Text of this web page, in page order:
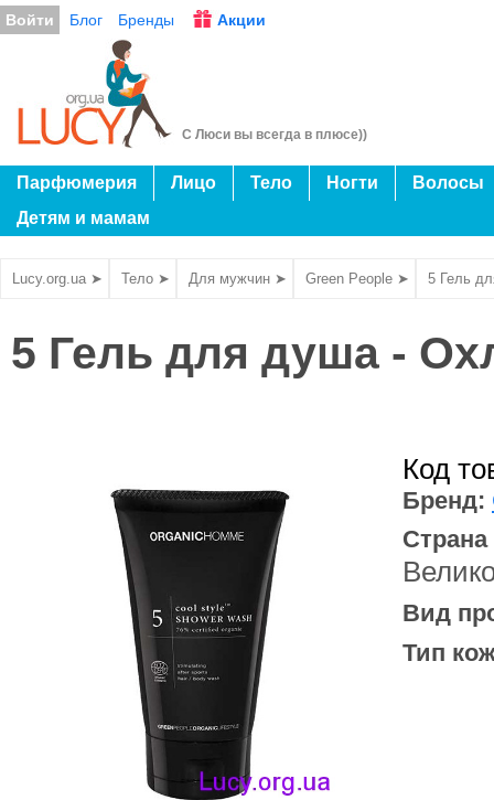
Войти Блог Бренды Акции
С Люси вы всегда в плюсе))
Парфюмерия Лицо Тело Ногти
Волосы
Детям и мамам
Lucy.org.ua ➤ Тело ➤ Для мужчин ➤ Green People ➤ 5 Гель
5 Гель для душа -
Код
Бренд:
Вид
Тип